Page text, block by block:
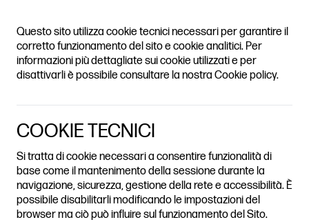
Questo sito utilizza cookie tecnici necessari per garantire il
corretto funzionamento del sito e cookie analitici. Per
informazioni più dettagliate sui cookie utilizzati e per
disattivarli è possibile consultare la nostra Cookie policy.
COOKIE TECNICI
Si tratta di cookie necessari a consentire funzionalità di
base come il mantenimento della sessione durante la
navigazione, sicurezza, gestione della rete e accessibilità. È
possibile disabilitarli modificando le impostazioni del
browser ma ciò può influire sul funzionamento del Sito.
HERITAGE CITIESTABLE OF
CONTENTS